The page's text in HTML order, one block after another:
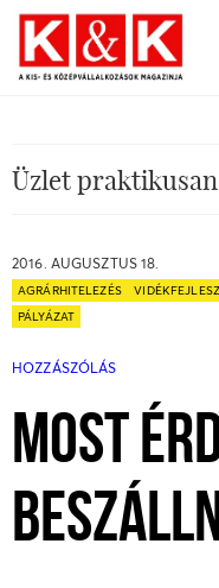
Üzlet praktikusan
2016. AUGUSZTUS 18.
AGRÁRHITELEZÉS
PÁLYÁZAT
HOZZÁSZÓLÁS
MOST